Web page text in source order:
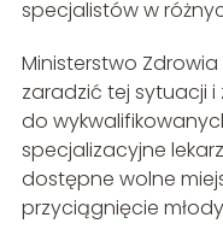
specjalistów w
Ministerstwo
zaradzić tej sytuacji
do
specjalizacyjne
dostępne wolne
przyciągnięcie